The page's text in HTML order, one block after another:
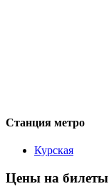
Станция метро
Курская
Цены на билеты